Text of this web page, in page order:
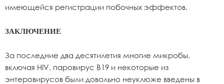
имеющейся регистрации побочных эффектов.
ЗАКЛЮЧЕНИЕ
За последние два десятилетия многие микробы,
включая HIV, паровирус В19 и некоторые из
энтеровирусов были довольно неуклюже введены в